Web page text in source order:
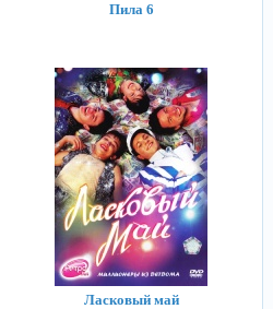
Пила 6
Ласковый май